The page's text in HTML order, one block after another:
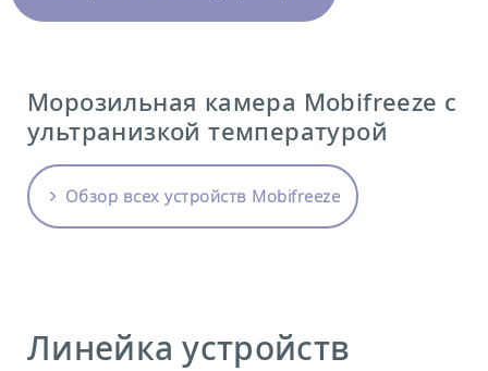
Морозильная камера Mobifreeze с
ультранизкой температурой
Обзор всех устройств Mobifreeze
Линейка устройств